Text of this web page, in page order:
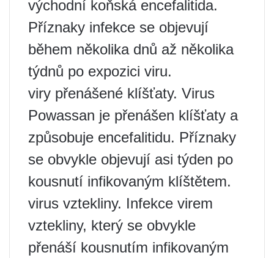
východní koňská encefalitida.
Příznaky infekce se objevují
během několika dnů až několika
týdnů po expozici viru.
viry přenášené klíšťaty. Virus
Powassan je přenášen klíšťaty a
způsobuje encefalitidu. Příznaky
se obvykle objevují asi týden po
kousnutí infikovaným klíštětem.
virus vztekliny. Infekce virem
vztekliny, který se obvykle
přenáší kousnutím infikovaným